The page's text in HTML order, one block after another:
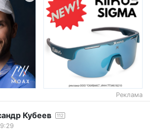
Реклама
Кубеев 112